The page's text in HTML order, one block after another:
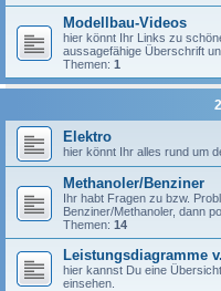
Modellbau-Videos
hier könnt Ihr Links zu
aussagefähige Überschrift
Themen: 1
Elektro
hier könnt Ihr alles rund um
Methanoler/Benziner
Ihr habt Fragen zu bzw.
Benziner/Methanoler, dann
Themen: 14
Leistungsdiagramme
hier kannst Du eine
einsehen.